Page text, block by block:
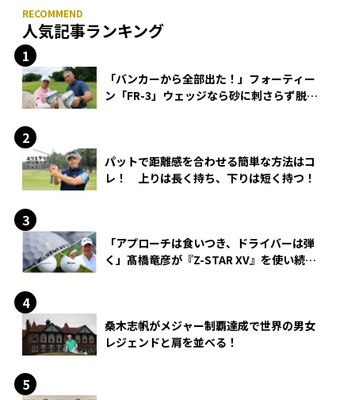
人気記事ランキング
「バンカーから全部出た！」フォーティー
ン「FR-3」ウェッジなら砂に刺さらず脱出
パットで距離感を合わせる簡単な方法はコ
レ！ 上りは長く持ち、下りは短く持つ！
「アプローチは食いつき、ドライバーは弾
く」髙橋竜彦が『Z-STAR XV』を使い続け
桑木志帆がメジャー制覇達成で世界の男女
レジェンドと肩を並べる！